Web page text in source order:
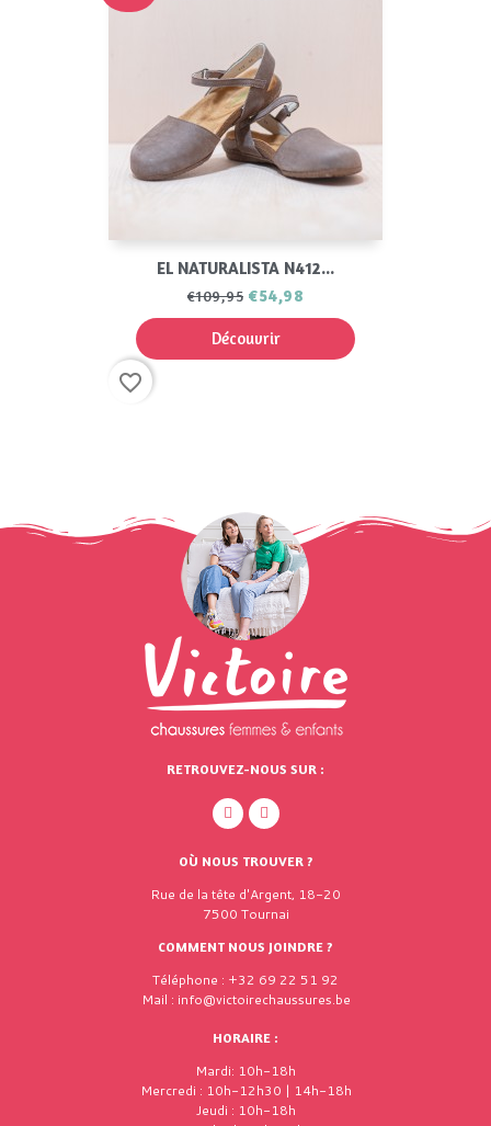
EL NATURALISTA N412...
€109,95 €54,98
Découvrir
favorite_border
RETROUVEZ-NOUS SUR :
OÙ NOUS TROUVER ?
Rue de la tête d'Argent, 18-20
7500 Tournai
COMMENT NOUS JOINDRE ?
Téléphone : +32 69 22 51 92
Mail : info@victoirechaussures.be
HORAIRE :
Mardi: 10h-18h
Mercredi : 10h-12h30 | 14h-18h
Jeudi : 10h-18h